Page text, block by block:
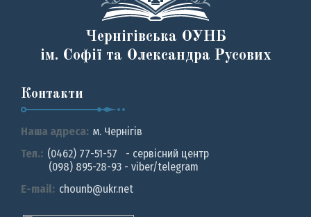
Чернігівська ОУНБ
ім. Софії та Олександра Русових
Контакти
Наша адреса: м. Чернiгiв
Тел.: (0462) 77-51-57 - сервісний центр
(098) 895-28-93 - viber/telegram
E-mail: chounb@ukr.net